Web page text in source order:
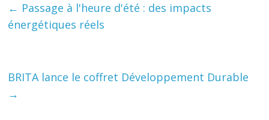
← Passage à l'heure d'été : des impacts
énergétiques réels
BRITA lance le coffret Développement Durable
→